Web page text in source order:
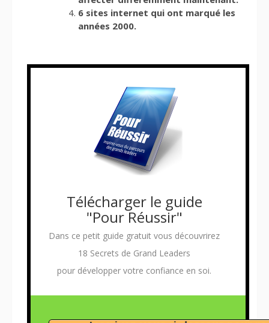
6 sites internet qui ont marqué les
années 2000.
Télécharger le guide
"Pour Réussir"
Dans ce petit guide gratuit vous découvrirez
18 Secrets de Grand Leaders
pour développer votre confiance en soi.